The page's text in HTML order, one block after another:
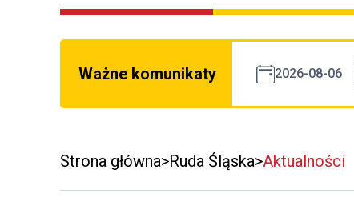
Ważne komunikaty 2026-08-06
Strona główna Ruda Śląska Aktualności